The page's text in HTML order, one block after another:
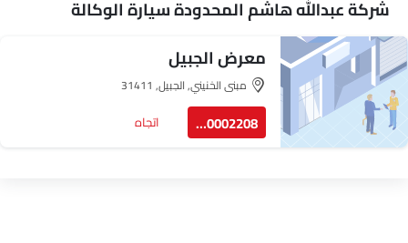
شركة عبدالله هاشم المحدودة سيارة الوكالة
معرض الجبيل
مبنى الخنيني, الجبيل, 31411
920002208 اتجاه